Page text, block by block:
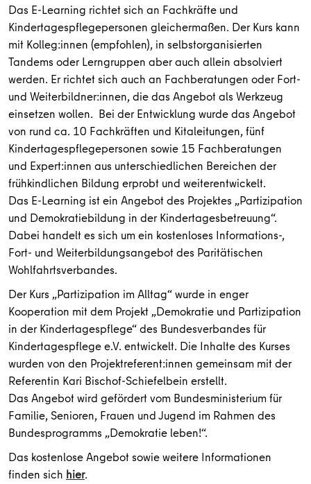
Das E-Learning richtet sich an Fachkräfte und
Kindertagespflegepersonen gleichermaßen. Der Kurs kann
mit Kolleg:innen (empfohlen), in selbstorganisierten
Tandems oder Lerngruppen aber auch allein absolviert
werden. Er richtet sich auch an Fachberatungen oder Fort-
und Weiterbildner:innen, die das Angebot als Werkzeug
einsetzen wollen. Bei der Entwicklung wurde das Angebot
von rund ca. 10 Fachkräften und Kitaleitungen, fünf
Kindertagespflegepersonen sowie 15 Fachberatungen
und Expert:innen aus unterschiedlichen Bereichen der
frühkindlichen Bildung erprobt und weiterentwickelt.
Das E-Learning ist ein Angebot des Projektes „Partizipation
und Demokratiebildung in der Kindertagesbetreuung“.
Dabei handelt es sich um ein kostenloses Informations-,
Fort- und Weiterbildungsangebot des Paritätischen
Wohlfahrtsverbandes.
Der Kurs „Partizipation im Alltag“ wurde in enger
Kooperation mit dem Projekt „Demokratie und Partizipation
in der Kindertagespflege“ des Bundesverbandes für
Kindertagespflege e.V. entwickelt. Die Inhalte des Kurses
wurden von den Projektreferent:innen gemeinsam mit der
Referentin Kari Bischof-Schiefelbein erstellt.
Das Angebot wird gefördert vom Bundesministerium für
Familie, Senioren, Frauen und Jugend im Rahmen des
Bundesprogramms „Demokratie leben!“.
Das kostenlose Angebot sowie weitere Informationen
finden sich hier.